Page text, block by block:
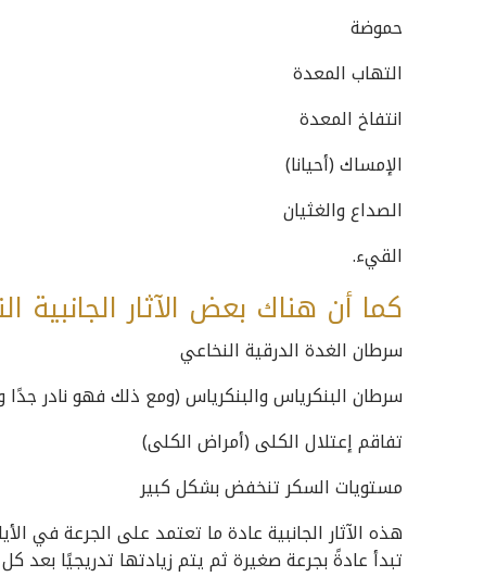
حموضة
التهاب المعدة
انتفاخ المعدة
الإمساك (أحيانا)
الصداع والغثيان
القيء.
كما أن هناك بعض الآثار الجانبية
سرطان الغدة الدرقية النخاعي
سرطان البنكرياس والبنكرياس (ومع ذلك فهو نادر
تفاقم إعتلال الكلى (أمراض الكلى)
مستويات السكر تنخفض بشكل كبير
هذه الآثار الجانبية عادة ما تعتمد على الجرعة في
تبدأ عادةً بجرعة صغيرة ثم يتم زيادتها تدريجيًا بعد